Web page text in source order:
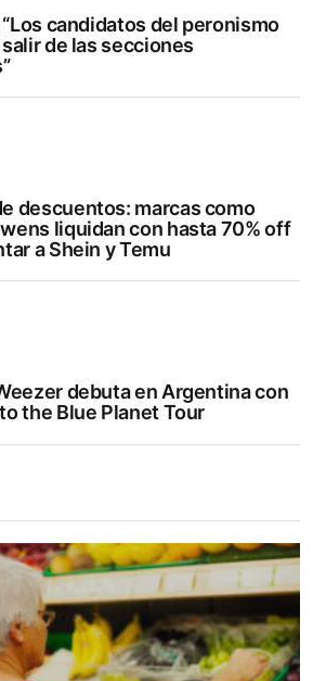
candidatos del peronismo
de las secciones
descuentos: marcas como
liquidan con hasta 70% off
a Shein y Temu
debuta en Argentina con
the Blue Planet Tour